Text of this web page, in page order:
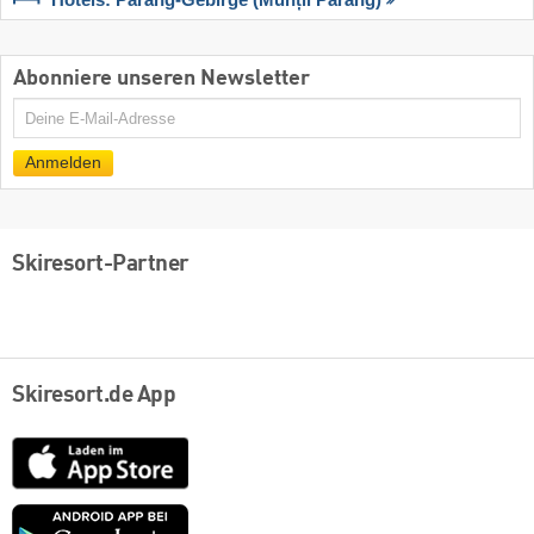
Abonniere unseren Newsletter
E-
Anmelden
Skiresort-Partner
Skiresort.de App
App
Store
Google